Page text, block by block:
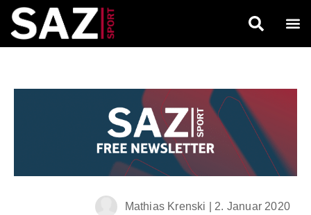
Mathias Krenski
2. Januar 2020